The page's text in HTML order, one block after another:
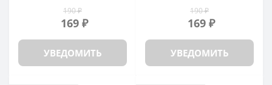
190 ₽
169 ₽
УВЕДОМИТЬ
190 ₽
169 ₽
УВЕДОМИТЬ